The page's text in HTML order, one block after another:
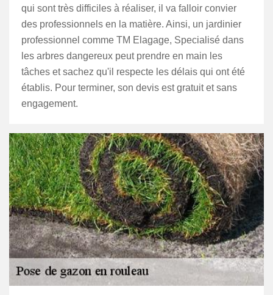
qui sont très difficiles à réaliser, il va falloir convier
des professionnels en la matière. Ainsi, un jardinier
professionnel comme TM Elagage, Specialisé dans
les arbres dangereux peut prendre en main les
tâches et sachez qu'il respecte les délais qui ont été
établis. Pour terminer, son devis est gratuit et sans
engagement.